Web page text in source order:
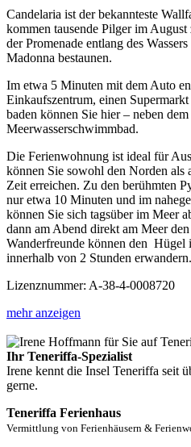
Candelaria ist der bekannteste
kommen tausende Pilger im
der Promenade entlang des
Madonna bestaunen.
Im etwa 5 Minuten mit dem Auto
Einkaufszentrum, einen
baden können Sie hier – neben
Meerwasserschwimmbad.
Die Ferienwohnung ist ideal für
können Sie sowohl den Norden als
Zeit erreichen. Zu den berühmten
nur etwa 10 Minuten und im
können Sie sich tagsüber im Meer
dann am Abend direkt am Meer
Wanderfreunde können den Hügel
innerhalb von 2 Stunden erwandern.
Lizenznummer: A-38-4-0008720
mehr anzeigen
Ihr Teneriffa-Spezialist
Irene kennt die Insel Teneriffa seit
gerne.
Teneriffa Ferienhaus
Vermittlung von Ferienhäusern &